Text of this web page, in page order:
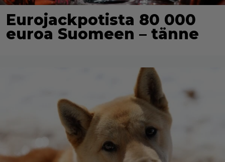
Eurojackpotista 80 000
euroa Suomeen – tänne